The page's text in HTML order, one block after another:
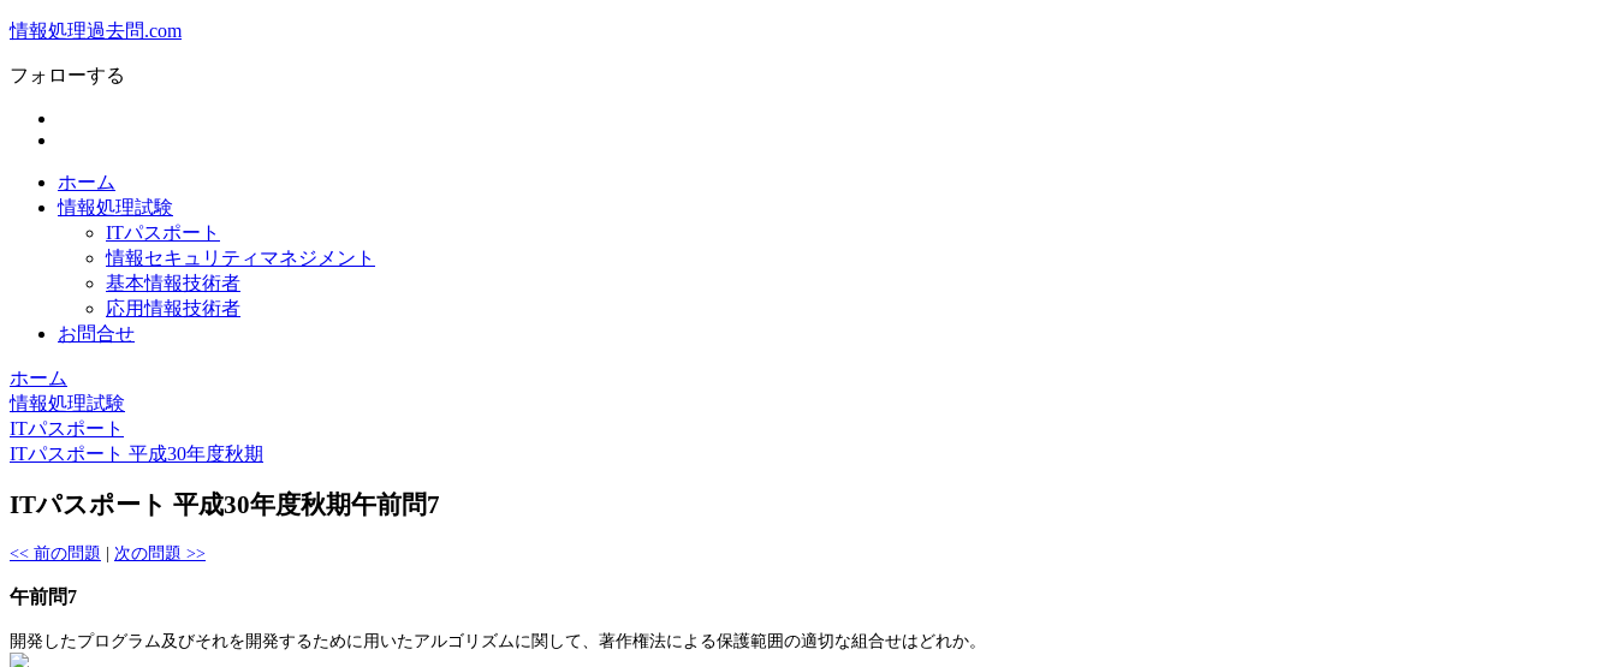
情報処理過去問.com
フォローする
ホーム
情報処理試験
ITパスポート
情報セキュリティマネジメント
基本情報技術者
応用情報技術者
お問合せ
ホーム
情報処理試験
ITパスポート
ITパスポート 平成30年度秋期
ITパスポート 平成30年度秋期午前問7
<< 前の問題 次の問題 >>
午前問7
開発したプログラム及びそれを開発するために用いたアルゴリズムに関して、著作権法による保護範囲の適切な組合せはどれか。